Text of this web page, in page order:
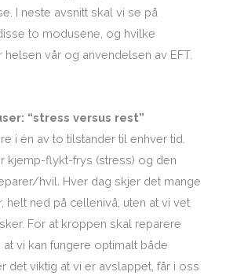
I neste avsnitt skal vi se på
to modusene, og hvilke
vår og anvendelsen av EFT.
“stress versus rest”
i én av to tilstander til enhver tid.
kjemp-flykt-frys (stress) og den
hvil. Hver dag skjer det mange
helt ned på cellenivå, uten at vi vet
For at kroppen skal reparere
vi kan fungere optimalt både
det viktig at vi er avslappet, får i oss